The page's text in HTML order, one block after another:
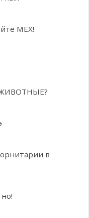
МЕХ!
в